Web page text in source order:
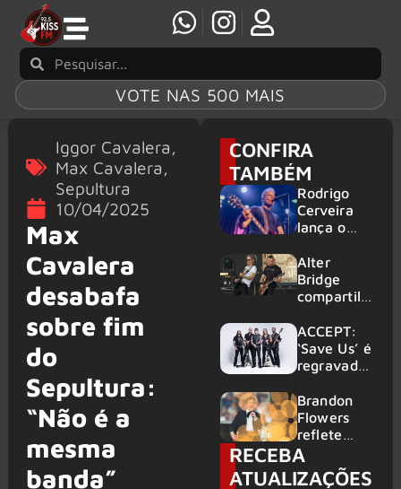
VOTE NAS 500 MAIS
Iggor Cavalera,
Max Cavalera,
Sepultura
10/04/2025
Max
Cavalera
desabafa
sobre fim
do
Sepultura:
“Não é a
mesma
banda”
CONFIRA
TAMBÉM
Rodrigo
Cerveira
lança o
Searcher”
Alter
Bridge
compartilh
vivo de
“Fortress”
gravada
am Ring
2026
ACCEPT:
‘Save Us’ é
regravada
membros
do GHOST
e KORN
Brandon
Flowers
reflete
sobre o
futuro e
levanta
RECEBA
ATUALIZAÇÕES